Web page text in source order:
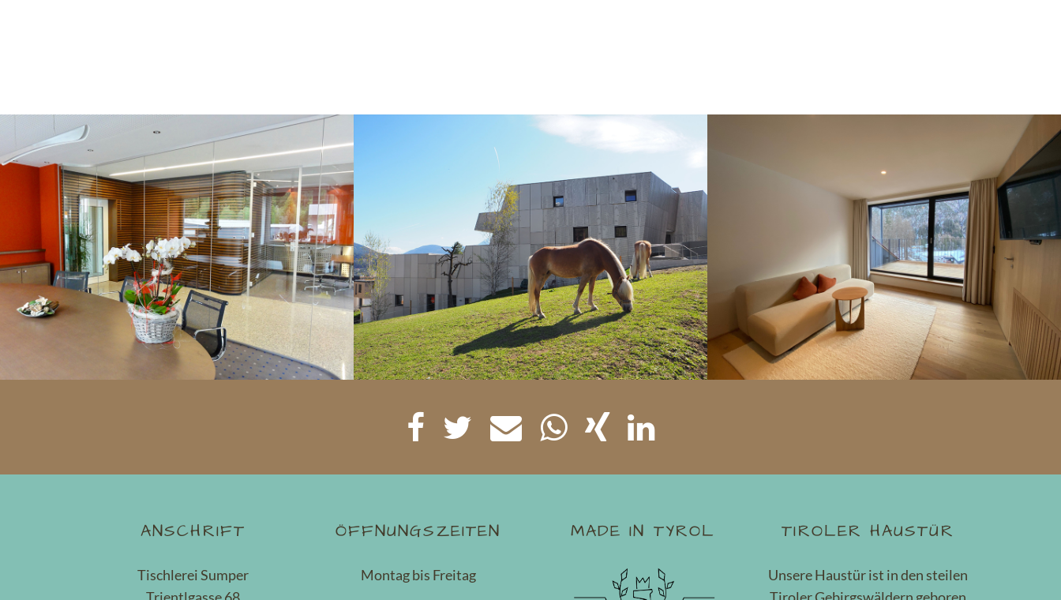
ANSCHRIFT
Tischlerei Sumper
ÖFFNUNGSZEITEN
Montag bis Freitag
MADE IN TYROL TIROLER HAUSTÜR
Unsere Haustür ist in den steilen